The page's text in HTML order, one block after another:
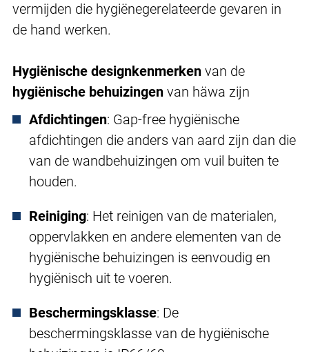
vermijden die hygiënegerelateerde gevaren in
de hand werken.
Hygiënische designkenmerken van de
hygiënische behuizingen van häwa zijn
Afdichtingen: Gap-free hygiënische
afdichtingen die anders van aard zijn dan die
van de wandbehuizingen om vuil buiten te
houden.
Reiniging: Het reinigen van de materialen,
oppervlakken en andere elementen van de
hygiënische behuizingen is eenvoudig en
hygiënisch uit te voeren.
Beschermingsklasse: De
beschermingsklasse van de hygiënische